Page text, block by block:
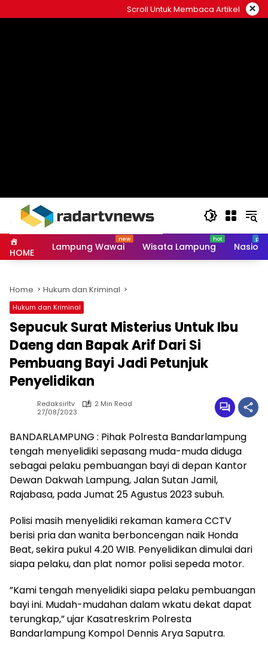
to
Scroll Untuk Membaca Artikel ×
HOME Lampung Wawai Wisata Lampung
Home Hukum dan Kriminal
Hukum dan Kriminal
Sepucuk Surat Misterius Untuk Ibu
Daeng dan Bapak Arif Dari Si
Pembuang Bayi Jadi Petunjuk
Penyelidikan
Redaksirltv
2 Min Read
27/08/2023
BANDARLAMPUNG : Pihak Polresta Bandarlampung
tengah menyelidiki sepasang muda-muda diduga
sebagai pelaku pembuangan bayi di depan Kantor
Dewan Dakwah Lampung, Jalan Sutan Jamil,
Rajabasa, pada Jumat 25 Agustus 2023 subuh.
Polisi masih menyelidiki rekaman kamera CCTV
berisi pria dan wanita berboncengan naik Honda
Beat, sekira pukul 4.20 WIB. Penyelidikan dimulai dari
siapa pelaku, dan plat nomor polisi sepeda motor.
”Kami tengah menyelidiki siapa pelaku pembuangan
bayi ini. Mudah-mudahan dalam wkatu dekat dapat
terungkap,” ujar Kasatreskrim Polresta
Bandarlampung Kompol Dennis Arya Saputra.